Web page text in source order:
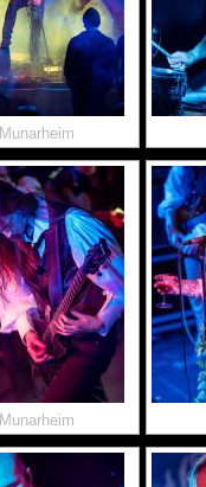
Munarheim
Munarheim